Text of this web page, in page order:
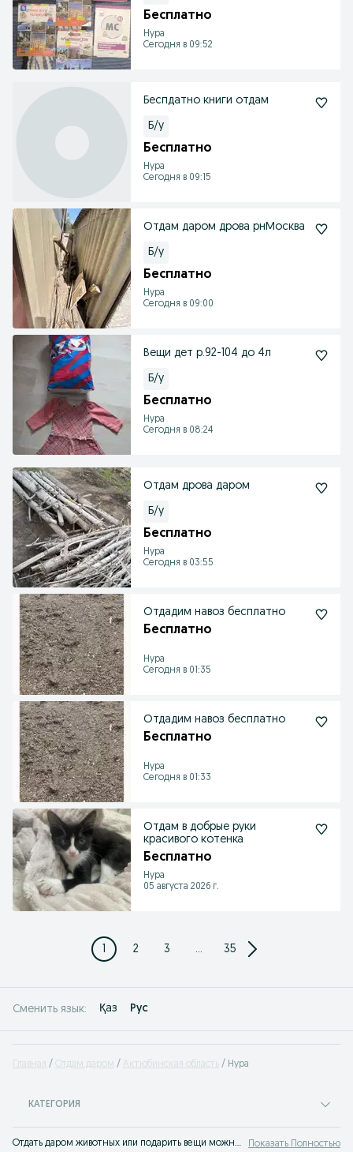
Бесплатно
Нура
Сегодня в 09:52
Беспдатно книги отдам
Б/у
Бесплатно
Нура
Сегодня в 09:15
Отдам даром дрова рнМосква
Б/у
Бесплатно
Нура
Сегодня в 09:00
Вещи дет р.92-104 до 4л
Б/у
Бесплатно
Нура
Сегодня в 08:24
Отдам дрова даром
Б/у
Бесплатно
Нура
Сегодня в 03:55
Отдадим навоз бесплатно
Бесплатно
Нура
Сегодня в 01:35
Отдадим навоз бесплатно
Бесплатно
Нура
Сегодня в 01:33
Отдам в добрые руки
красивого котенка
Бесплатно
Нура
05 августа 2026 г.
1 2 3 ... 35
Сменить язык: Қаз Рус
Главная Отдам даром Актюбинская область Нура
КАТЕГОРИЯ
Отдать даром животных или подарить вещи можно на OLX - сайте бесплатных объявлений в Казахстане. Лучшие предложения ждут вас на OLX! Показать Полностью